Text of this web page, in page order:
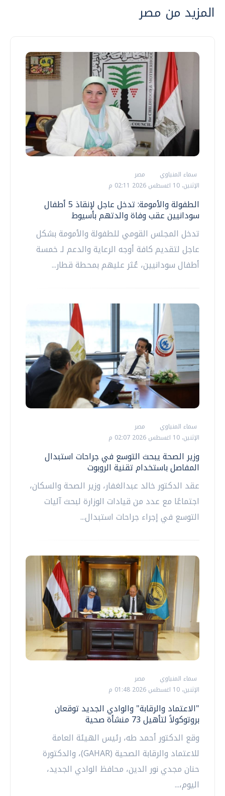
المزيد من مصر
سماء المنياوي
مصر
الإثنين، 10 اغسطس 2026 02:11 م
الطفولة والأمومة: تدخل عاجل لإنقاذ 5 أطفال
سودانيين عقب وفاة والدتهم بأسيوط
تدخل المجلس القومي للطفولة والأمومة بشكل
عاجل لتقديم كافة أوجه الرعاية والدعم لـ خمسة
أطفال سودانيين، عُثر عليهم بمحطة قطار...
سماء المنياوي
مصر
الإثنين، 10 اغسطس 2026 02:07 م
وزير الصحة يبحث التوسع في جراحات استبدال
المفاصل باستخدام تقنية الروبوت
عقد الدكتور خالد عبدالغفار، وزير الصحة والسكان،
اجتماعًا مع عدد من قيادات الوزارة لبحث آليات
التوسع في إجراء جراحات استبدال...
سماء المنياوي
مصر
الإثنين، 10 اغسطس 2026 01:48 م
"الاعتماد والرقابة" والوادي الجديد توقعان
بروتوكولاً لتأهيل 73 منشأة صحية
وقع الدكتور أحمد طه، رئيس الهيئة العامة
للاعتماد والرقابة الصحية (GAHAR)، والدكتورة
حنان مجدي نور الدين، محافظ الوادي الجديد،
اليوم،...